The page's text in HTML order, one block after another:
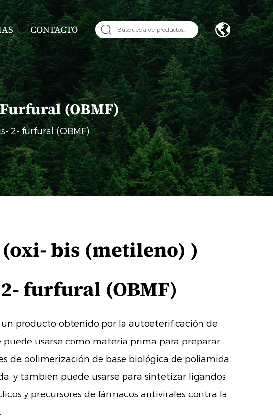
CONTACTO
(OBMF)
2- furfural (OBMF)
(oxi- bis (metileno) )
furfural (OBMF)
un producto obtenido por la autoeterificación de
puede usarse como materia prima para preparar
de polimerización de base biológica de poliamida
y también puede usarse para sintetizar ligandos
y precursores de fármacos antivirales contra la